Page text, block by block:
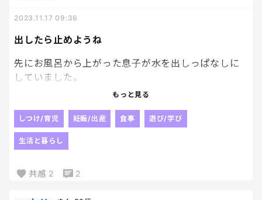
出したら止めようね
2023.11.17 09:36
先にお風呂から上がった息子が水を出しっぱなしに
していました。
いつから出てたの……
水分を取ったことは褒めるよ。
でもお願いだから止めて🫥
もっと見る
しつけ/育児 妊娠/出産 食事 遊び/学び
生活と暮らし
共感 2 2